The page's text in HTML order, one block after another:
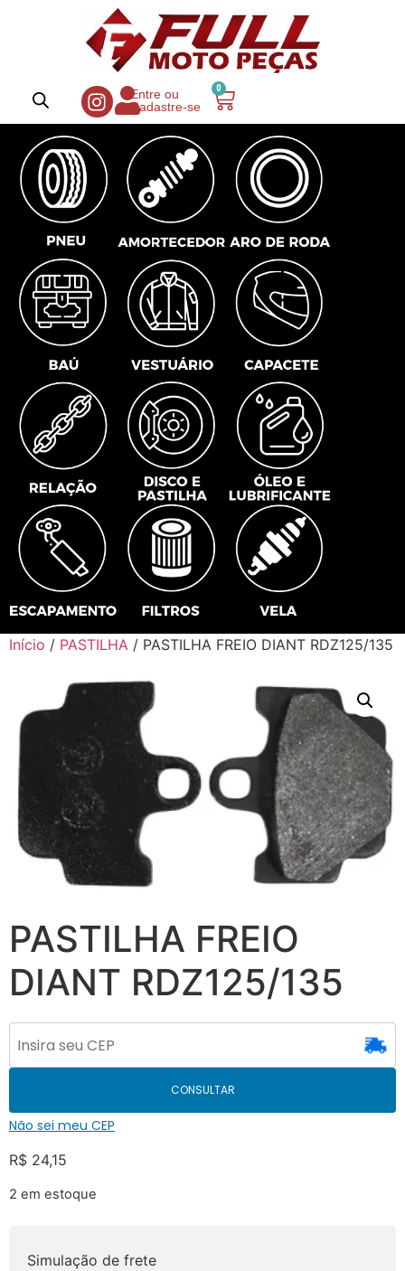
Entre ou
Cadastre-se
0
Início / PASTILHA / PASTILHA FREIO DIANT RDZ125/135
PASTILHA FREIO
DIANT RDZ125/135
CONSULTAR
Não sei meu CEP
R$ 24,15
2 em estoque
Simulação de frete